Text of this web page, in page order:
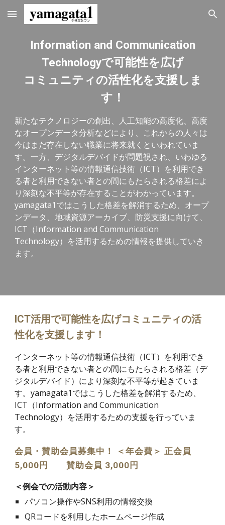
Skip to main content Skip to navigation
Information and Communication
Technologyで可能性を広げ
コミュニティの活性化を支援しま
す！
新たなテクノロジーの創出、人工知能の高度化、高度
なオープンデータ分析などにより、これからの人々は
今はまだ存在しない職業に将来就くといわれていま
す。一方、デジタルデバイドが問題視され、いわゆる
インターネット等の情報通信技術（ICT）を利用でき
る者と利用できない者との間にもたらされる格差によ
り深刻な不平等が存在することがわかっています。
yamagata1ではこうした格差を解消するため、オープ
ンデータ、地域資源アーカイブ、防災支援に向けて、
ICT（Information and Communication
Technology）を活用するための情報を提供していき
ます。
ICT活用で可能性を広げコミュニティの活
性化を支援します！
インターネット等の情報通信技術（ICT）を利用でき
る者と利用できない者との間にもたらされる格差（デ
ジタルデバイド）により深刻な不平等が起きていま
す。yamagata1ではこうした格差を解消するため、
ICT（Information and Communication
Technology）を活用するための支援を行っていま
す。
会員・賛助会員募集中！ ＜年会費＞ 正会員
5,000円 賛助会員 3,000円
＜例会での活動内容＞
パソコン操作やSNS利用の情報交換
QRコードを利用したホームページ作成